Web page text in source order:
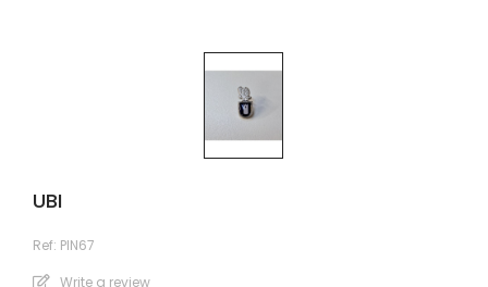
UBI
Ref: PIN67
Write a review